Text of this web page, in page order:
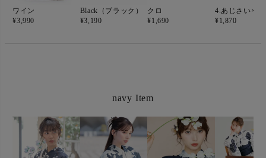
ワイン
¥3,990
Black（ブラック）
¥3,190
クロ
¥1,690 ¥1,870
navy Item